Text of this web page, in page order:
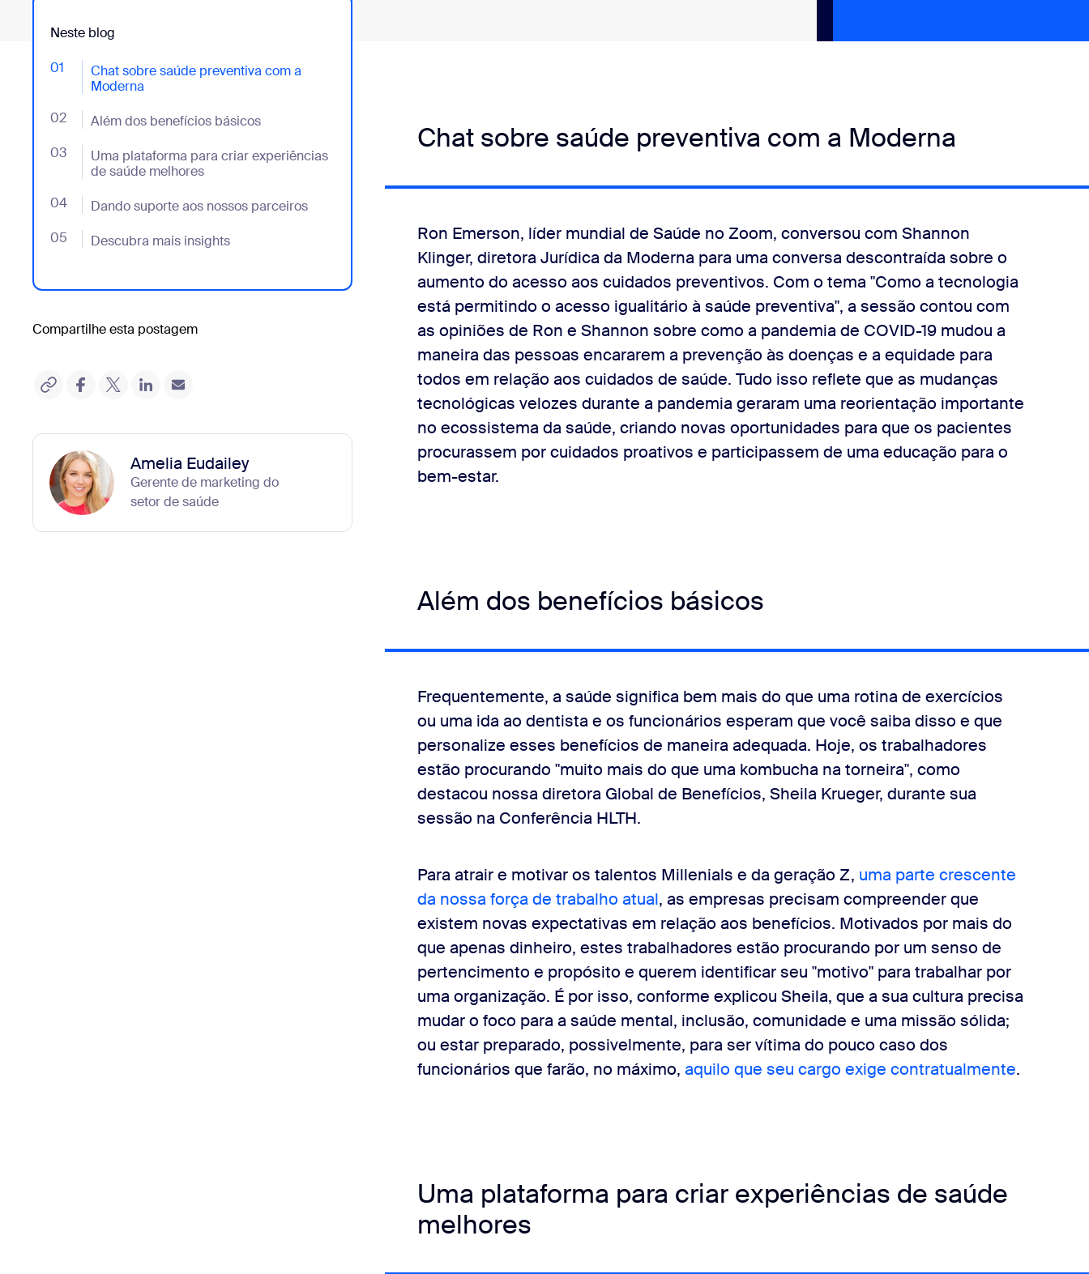
Neste blog
01
Chat sobre saúde preventiva com a
Moderna
- Jumplink to Chat sobre saúde preventiva com a Moderna
02 Além dos benefícios básicos
- Jumplink to Além dos benefícios básicos
03
Uma plataforma para criar experiências
de saúde melhores
- Jumplink to Uma plataforma para criar experiências de saúde melhores
04 Dando suporte aos nossos parceiros
- Jumplink to Dando suporte aos nossos parceiros
05 Descubra mais insights
- Jumplink to Descubra mais insights
Compartilhe esta postagem
Amelia Eudailey
Gerente de marketing do
setor de saúde
Chat sobre saúde preventiva com a Moderna
Ron Emerson, líder mundial de Saúde no Zoom, conversou com Shannon
Klinger, diretora Jurídica da Moderna para uma conversa descontraída sobre o
aumento do acesso aos cuidados preventivos. Com o tema "Como a tecnologia
está permitindo o acesso igualitário à saúde preventiva", a sessão contou com
as opiniões de Ron e Shannon sobre como a pandemia de COVID-19 mudou a
maneira das pessoas encararem a prevenção às doenças e a equidade para
todos em relação aos cuidados de saúde. Tudo isso reflete que as mudanças
tecnológicas velozes durante a pandemia geraram uma reorientação importante
no ecossistema da saúde, criando novas oportunidades para que os pacientes
procurassem por cuidados proativos e participassem de uma educação para o
bem-estar.
Além dos benefícios básicos
Frequentemente, a saúde significa bem mais do que uma rotina de exercícios
ou uma ida ao dentista e os funcionários esperam que você saiba disso e que
personalize esses benefícios de maneira adequada. Hoje, os trabalhadores
estão procurando "muito mais do que uma kombucha na torneira", como
destacou nossa diretora Global de Benefícios, Sheila Krueger, durante sua
sessão na Conferência HLTH.
Para atrair e motivar os talentos Millenials e da geração Z, uma parte crescente
da nossa força de trabalho atual, as empresas precisam compreender que
existem novas expectativas em relação aos benefícios. Motivados por mais do
que apenas dinheiro, estes trabalhadores estão procurando por um senso de
pertencimento e propósito e querem identificar seu "motivo" para trabalhar por
uma organização. É por isso, conforme explicou Sheila, que a sua cultura precisa
mudar o foco para a saúde mental, inclusão, comunidade e uma missão sólida;
ou estar preparado, possivelmente, para ser vítima do pouco caso dos
funcionários que farão, no máximo, aquilo que seu cargo exige contratualmente.
Uma plataforma para criar experiências de saúde
melhores